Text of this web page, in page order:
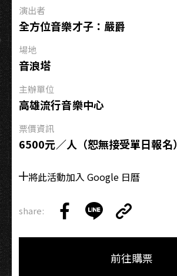
下
韓
國
술
안
페
티
벌 熱
鬧
演出者
全方位音樂才子：嚴爵
場地
音浪塔
主辦單位
高雄流行音樂中心
票價資訊
6500元／人（恕無接受單日報名）
將此活動加入 Google 日曆
share:
on
on
Link
Copy
前往購票